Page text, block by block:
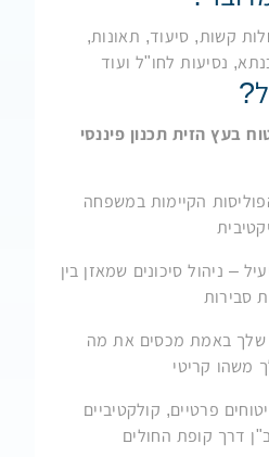
קשות, סיעוד, תאונות,
נסיעות לחו"ל ועוד
בעץ הזית תכנון פיננסי
הקיימות במשפחה
– ניהול סיכונים שמאזן בין
סבירות
שלך באמת מכסים את מה
משהו קריטי
פרטיים, קולקטיביים
דרך קופת החולים